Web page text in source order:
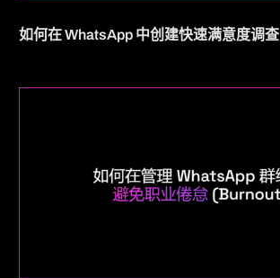
如何在 WhatsApp 中创建快速满意度调查